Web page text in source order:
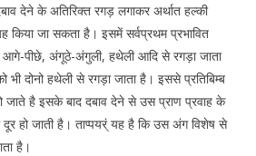
देने के अतिरिक्त रगड़ लगाकर अर्थात हल्की
किया जा सकता है। इसमें सर्वप्रथम प्रभावित
आगे-पीछे, अंगूठे-अंगुली, हथेली आदि से रगड़ा जाता
भी दोनो हथेली से रगड़ा जाता है। इससे प्रतिबिम्ब
जाते है इसके बाद दबाव देने से उस प्राण प्रवाह के
दूर हो जाती है। ताप्पयर्ं यह है कि उस अंग विशेष से
है।